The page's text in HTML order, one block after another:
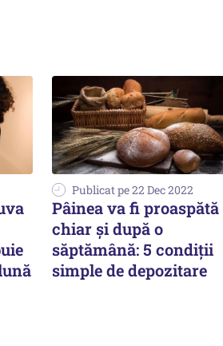
Publicat pe 22 Dec 2022
Pâinea va fi proaspătă
chiar și după o
săptămână: 5 condiții
simple de depozitare